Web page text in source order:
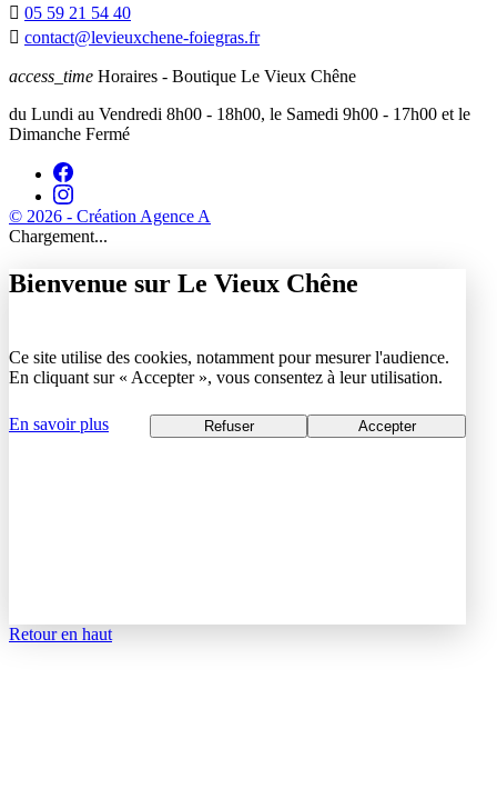
 05 59 21 54 40
 contact@levieuxchene-foiegras.fr
access_time Horaires - Boutique Le Vieux Chêne
du Lundi au Vendredi 8h00 - 18h00, le Samedi 9h00 - 17h00 et le
Dimanche Fermé
© 2026 - Création Agence A
Chargement...
Bienvenue sur Le Vieux Chêne
Ce site utilise des cookies, notamment pour mesurer l'audience.
En cliquant sur « Accepter », vous consentez à leur utilisation.
En savoir plus Refuser Accepter
Retour en haut